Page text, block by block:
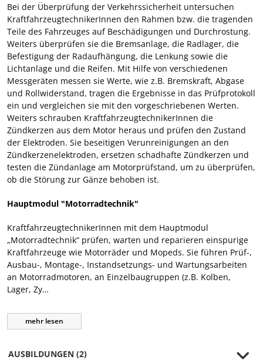
Bei der Überprüfung der Verkehrssicherheit untersuchen
KraftfahrzeugtechnikerInnen den Rahmen bzw. die tragenden
Teile des Fahrzeuges auf Beschädigungen und Durchrostung.
Weiters überprüfen sie die Bremsanlage, die Radlager, die
Befestigung der Radaufhängung, die Lenkung sowie die
Lichtanlage und die Reifen. Mit Hilfe von verschiedenen
Messgeräten messen sie Werte, wie z.B. Bremskraft, Abgase
und Rollwiderstand, tragen die Ergebnisse in das Prüfprotokoll
ein und vergleichen sie mit den vorgeschriebenen Werten.
Weiters schrauben KraftfahrzeugtechnikerInnen die
Zündkerzen aus dem Motor heraus und prüfen den Zustand
der Elektroden. Sie beseitigen Verunreinigungen an den
Zündkerzenelektroden, ersetzen schadhafte Zündkerzen und
testen die Zündanlage am Motorprüfstand, um zu überprüfen,
ob die Störung zur Gänze behoben ist.
Hauptmodul "Motorradtechnik"
KraftfahrzeugtechnikerInnen mit dem Hauptmodul
„Motorradtechnik“ prüfen, warten und reparieren einspurige
Kraftfahrzeuge wie Motorräder und Mopeds. Sie führen Prüf-,
Ausbau-, Montage-, Instandsetzungs- und Wartungsarbeiten
an Motorradmotoren, an Einzelbaugruppen (z.B. Kolben,
Lager, Zy…
mehr lesen
AUSBILDUNGEN (2)